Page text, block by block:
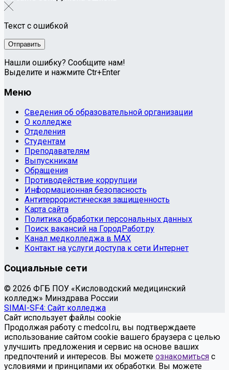
Текст с ошибкой
Нашли ошибку? Сообщите нам!
Выделите и нажмите Ctr+Enter
Меню
Сведения об образовательной организации
О колледже
Отделения
Студентам
Преподавателям
Выпускникам
Обращения
Противодействие коррупции
Информационная безопасность
Антитеррористическая защищенность
Карта сайта
Политика обработки персональных данных
Поиск вакансий на ГородРабот.ру
Канал медколледжа в MAX
Контакт на услуги доступа к сети Интернет
Социальные сети
© 2026 ФГБ ПОУ «Кисловодский медицинский
колледж» Минздрава России
SIMAI-SF4: Сайт колледжа
Сайт использует файлы cookie
Продолжая работу с medcol.ru, вы подтверждаете
использование сайтом cookie вашего браузера с целью
улучшить предложения и сервис на основе ваших
предпочтений и интересов. Вы можете ознакомиться с
условиями и принципами их обработки. Вы можете